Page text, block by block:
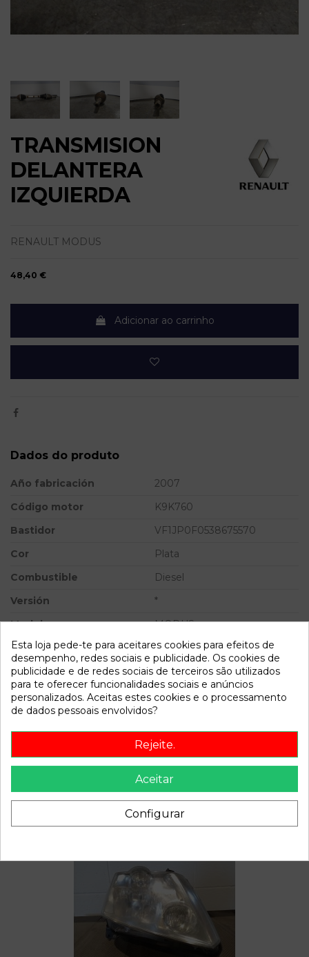
TRANSMISION
DELANTERA
IZQUIERDA
RENAULT MODUS
48,40 €
Adicionar ao carrinho
Dados do produto
Año fabricación
2007
Código motor
K9K760
Bastidor
VF1JP0F0538675570
Cor
Plata
Combustible
Diesel
Versión
*
Modelo
MODUS
Referência 811038
Disponível a partir de: 2022-04-07
Descrição
Recambio de transmision delantera izquierda para renault
modus referencia OEM IAM
Também poderá gostar
Esta loja pede-te para aceitares cookies para efeitos de
desempenho, redes sociais e publicidade. Os cookies de
publicidade e de redes sociais de terceiros são utilizados
para te oferecer funcionalidades sociais e anúncios
personalizados. Aceitas estes cookies e o processamento
de dados pessoais envolvidos?
Rejeite.
Aceitar
Configurar